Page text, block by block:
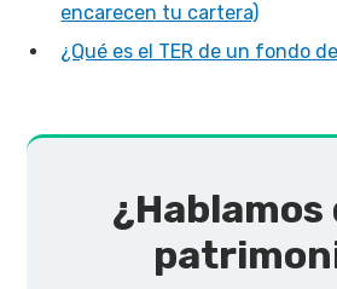
encarecen tu cartera)
¿Qué es el TER de un fondo
¿Hablamos